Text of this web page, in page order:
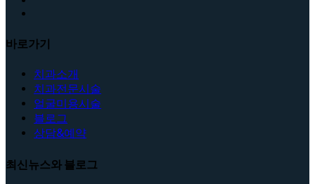
바로가기
치과소개
치과전문시술
얼굴미용시술
블로그
상담&예약
최신뉴스와 블로그